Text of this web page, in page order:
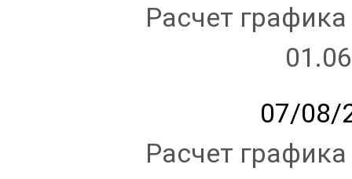
Расчет
07/08/
Расчет